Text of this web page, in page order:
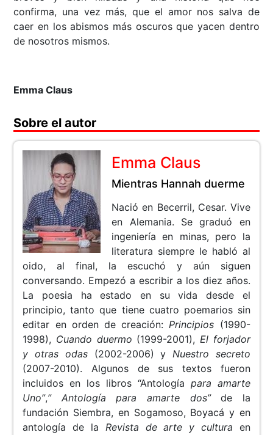
confirma, una vez más, que el amor nos salva de
caer en los abismos más oscuros que yacen dentro
de nosotros mismos.
Emma Claus
Sobre el autor
Emma Claus
Mientras Hannah duerme
Nació en Becerril, Cesar. Vive
en Alemania. Se graduó en
ingeniería en minas, pero la
literatura siempre le habló al
oido, al final, la escuchó y aún siguen
conversando. Empezó a escribir a los diez años.
La poesia ha estado en su vida desde el
principio, tanto que tiene cuatro poemarios sin
editar en orden de creación:Principios (1990-
1998), Cuando duermo (1999-2001), El forjador
y otras odas(2002-2006) y Nuestro secreto
(2007-2010). Algunos de sus textos fueron
incluidos en los libros “Antología para amarte
Uno”,” Antología para amarte dos”de la
fundación Siembra, en Sogamoso, Boyacá y en
antología de la Revista de arte y cultura en